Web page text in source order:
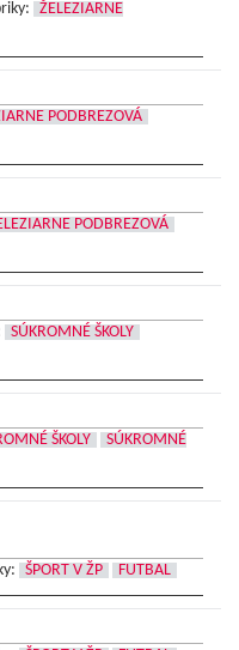
ŽELEZIARNE
PODBREZOVÁ
PODBREZOVÁ
SÚKROMNÉ ŠKOLY
ŠKOLY
SÚKROMNÉ
ŠPORT V ŽP FUTBAL